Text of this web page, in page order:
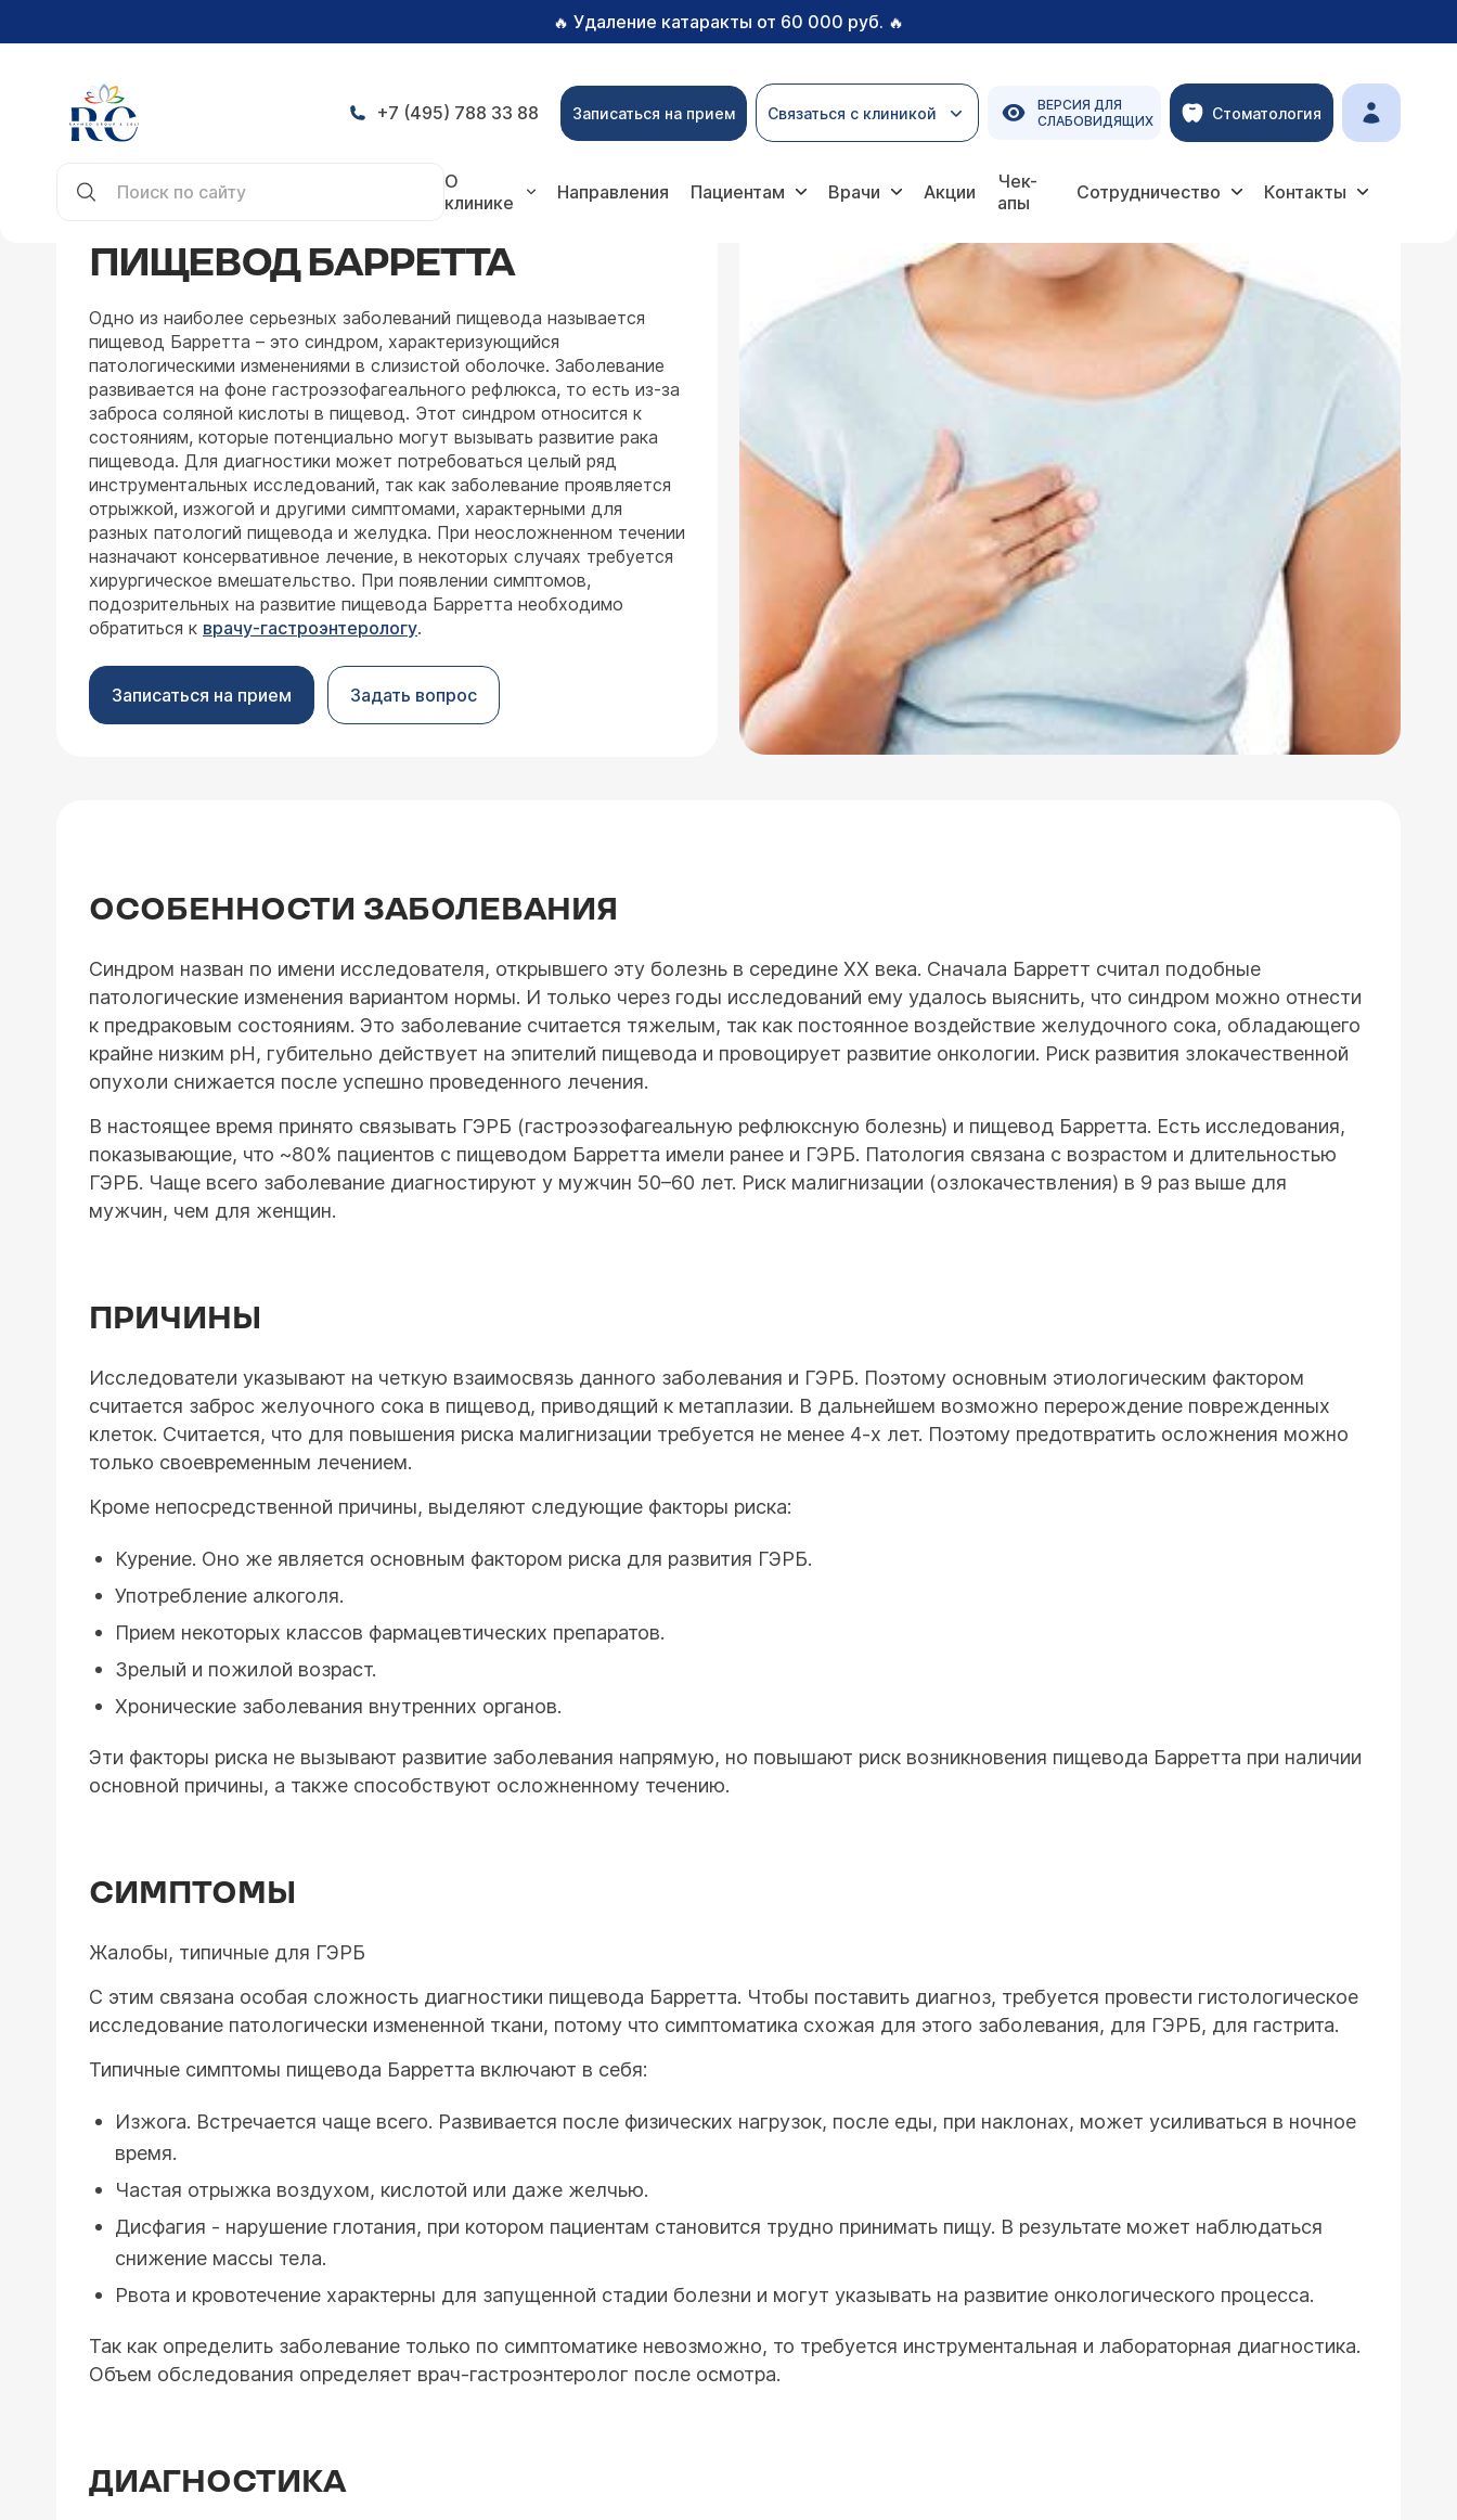
🔥 Удаление катаракты от 60 000 руб. 🔥
+7 (495) 788 33 88 Записаться на прием Связаться с клиникой
ВЕРСИЯ ДЛЯ
СЛАБОВИДЯЩИХ
Стоматология
О
клинике
Направления Пациентам Врачи Акции
Чек-
апы
Сотрудничество Контакты
ПИЩЕВОД БАРРЕТТА
Одно из наиболее серьезных заболеваний пищевода называется
пищевод Барретта – это синдром, характеризующийся
патологическими изменениями в слизистой оболочке. Заболевание
развивается на фоне гастроэзофагеального рефлюкса, то есть из-за
заброса соляной кислоты в пищевод. Этот синдром относится к
состояниям, которые потенциально могут вызывать развитие рака
пищевода. Для диагностики может потребоваться целый ряд
инструментальных исследований, так как заболевание проявляется
отрыжкой, изжогой и другими симптомами, характерными для
разных патологий пищевода и желудка. При неосложненном течении
назначают консервативное лечение, в некоторых случаях требуется
хирургическое вмешательство. При появлении симптомов,
подозрительных на развитие пищевода Барретта необходимо
обратиться к врачу-гастроэнтерологу.
Записаться на прием Задать вопрос
ОСОБЕННОСТИ ЗАБОЛЕВАНИЯ
Синдром назван по имени исследователя, открывшего эту болезнь в середине XX века. Сначала Барретт считал подобные
патологические изменения вариантом нормы. И только через годы исследований ему удалось выяснить, что синдром можно отнести
к предраковым состояниям. Это заболевание считается тяжелым, так как постоянное воздействие желудочного сока, обладающего
крайне низким рН, губительно действует на эпителий пищевода и провоцирует развитие онкологии. Риск развития злокачественной
опухоли снижается после успешно проведенного лечения.
В настоящее время принято связывать ГЭРБ (гастроэзофагеальную рефлюксную болезнь) и пищевод Барретта. Есть исследования,
показывающие, что ~80% пациентов с пищеводом Барретта имели ранее и ГЭРБ. Патология связана с возрастом и длительностью
ГЭРБ. Чаще всего заболевание диагностируют у мужчин 50–60 лет. Риск малигнизации (озлокачествления) в 9 раз выше для
мужчин, чем для женщин.
ПРИЧИНЫ
Исследователи указывают на четкую взаимосвязь данного заболевания и ГЭРБ. Поэтому основным этиологическим фактором
считается заброс желуочного сока в пищевод, приводящий к метаплазии. В дальнейшем возможно перерождение поврежденных
клеток. Считается, что для повышения риска малигнизации требуется не менее 4-х лет. Поэтому предотвратить осложнения можно
только своевременным лечением.
Кроме непосредственной причины, выделяют следующие факторы риска:
Курение. Оно же является основным фактором риска для развития ГЭРБ.
Употребление алкоголя.
Прием некоторых классов фармацевтических препаратов.
Зрелый и пожилой возраст.
Хронические заболевания внутренних органов.
Эти факторы риска не вызывают развитие заболевания напрямую, но повышают риск возникновения пищевода Барретта при наличии
основной причины, а также способствуют осложненному течению.
СИМПТОМЫ
Жалобы, типичные для ГЭРБ
С этим связана особая сложность диагностики пищевода Барретта. Чтобы поставить диагноз, требуется провести гистологическое
исследование патологически измененной ткани, потому что симптоматика схожая для этого заболевания, для ГЭРБ, для гастрита.
Типичные симптомы пищевода Барретта включают в себя:
Изжога. Встречается чаще всего. Развивается после физических нагрузок, после еды, при наклонах, может усиливаться в ночное
время.
Частая отрыжка воздухом, кислотой или даже желчью.
Дисфагия - нарушение глотания, при котором пациентам становится трудно принимать пищу. В результате может наблюдаться
снижение массы тела.
Рвота и кровотечение характерны для запущенной стадии болезни и могут указывать на развитие онкологического процесса.
Так как определить заболевание только по симптоматике невозможно, то требуется инструментальная и лабораторная диагностика.
Объем обследования определяет врач-гастроэнтеролог после осмотра.
ДИАГНОСТИКА